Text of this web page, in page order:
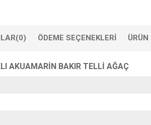
(0) ÖDEME SEÇENEKLERI ÜRÜN
AKUAMARİN BAKIR TELLİ AĞAÇ